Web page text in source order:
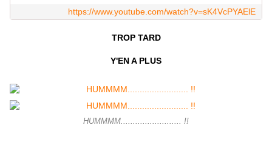
https://www.youtube.com/watch?v=sK4VcPYAElE
TROP TARD
Y'EN A PLUS
HUMMMM......................... !!